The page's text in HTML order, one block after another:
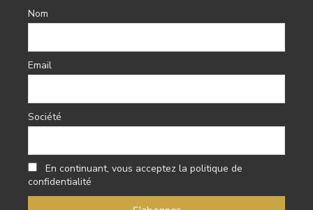
Nom
Email
Société
En continuant, vous acceptez la politique de
confidentialité